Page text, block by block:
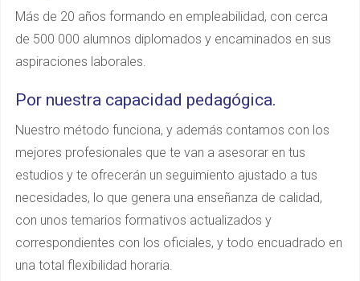
Más de 20 años formando en empleabilidad, con cerca
de 500 000 alumnos diplomados y encaminados en sus
aspiraciones laborales.
Por nuestra capacidad pedagógica.
Nuestro método funciona, y además contamos con los
mejores profesionales que te van a asesorar en tus
estudios y te ofrecerán un seguimiento ajustado a tus
necesidades, lo que genera una enseñanza de calidad,
con unos temarios formativos actualizados y
correspondientes con los oficiales, y todo encuadrado en
una total flexibilidad horaria.